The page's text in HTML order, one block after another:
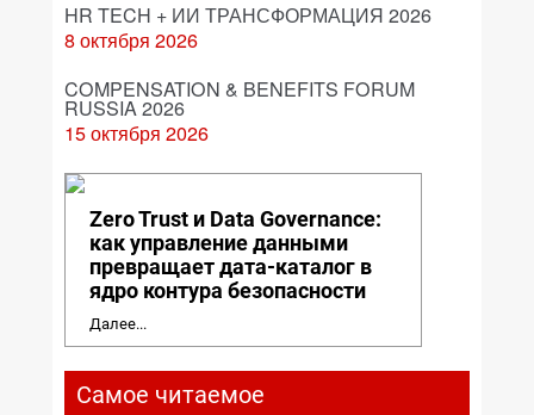
HR TECH + ИИ ТРАНСФОРМАЦИЯ 2026
8 октября 2026
COMPENSATION & BENEFITS FORUM
RUSSIA 2026
15 октября 2026
Zero Trust и Data Governance:
как управление данными
превращает дата-каталог в
ядро контура безопасности
Далее...
Самое читаемое